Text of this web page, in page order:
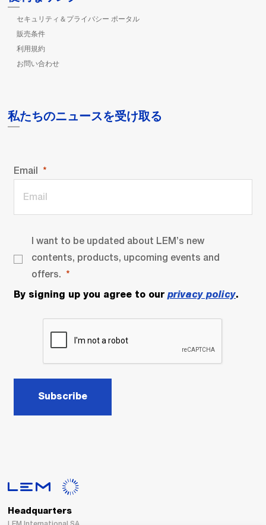
セキュリティ＆プライバシー ポータル
販売条件
利用規約
お問い合わせ
私たちのニュースを受け取る
Email
I want to be updated about LEM’s new
contents, products, upcoming events and
offers.
By signing up you agree to our privacy policy.
Subscribe
Headquarters